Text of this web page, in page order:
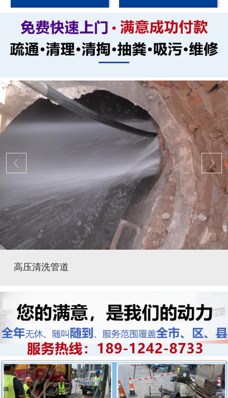
高压清洗管道